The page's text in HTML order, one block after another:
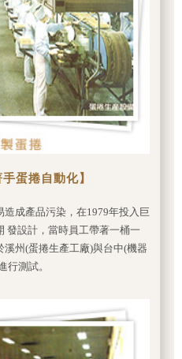
蛋捲自動化】
成產品污染，在1979年投入巨
發設計，當時員工帶著一桶一
溪州(蛋捲生產工廠)與台中(機器
行測試。